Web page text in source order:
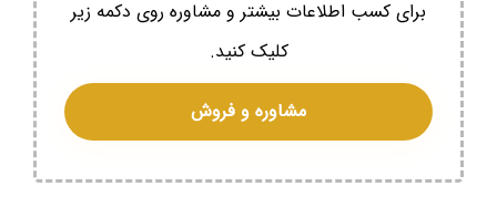
برای کسب اطلاعات بیشتر و مشاوره روی دکمه زیر
کلیک کنید.
مشاوره و فروش